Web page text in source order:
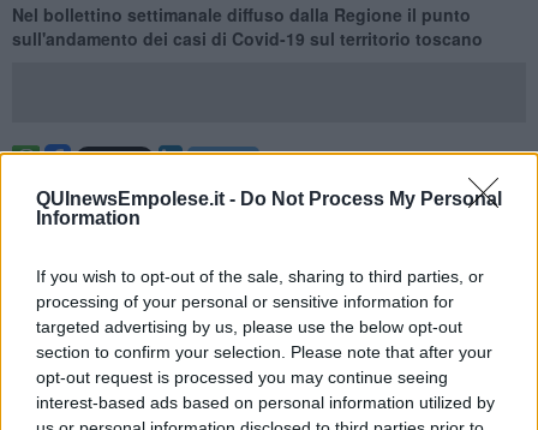
QUInewsEmpolese.it - Do Not Process My Personal
Information
If you wish to opt-out of the sale, sharing to third parties, or
processing of your personal or sensitive information for
targeted advertising by us, please use the below opt-out
section to confirm your selection. Please note that after your
opt-out request is processed you may continue seeing
interest-based ads based on personal information utilized by
Nel bollettino settimanale diffuso dalla Regione il punto
sull'andamento dei casi di Covid-19 sul territorio toscano
TOSCANA —Negli ultimi 7 giorni in Toscana sono stati rilevati
nuovi casi dipositività
Il dato emerge dal report
Attualmente sono 20 le persone ricoverate (5 in più rispetto alla
settimana precedente, più 33,3%), di cui 2 (stabili) si trovano in
terapia intensiva. In 123 sono in isolamento a casa, perché
presentano sintomi lievi che non richiedono cure ospedaliere o
risultano prive di sintomi (3 in meno rispetto alla settimana
precedente, meno 2,4%).